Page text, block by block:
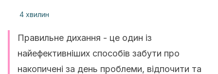
4 хвилин
Правильне дихання - це один із
найефективніших способів забути про
накопичені за день проблеми, відпочити та